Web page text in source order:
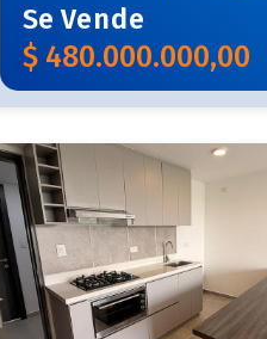
SeVende
$ 480.000.000,00